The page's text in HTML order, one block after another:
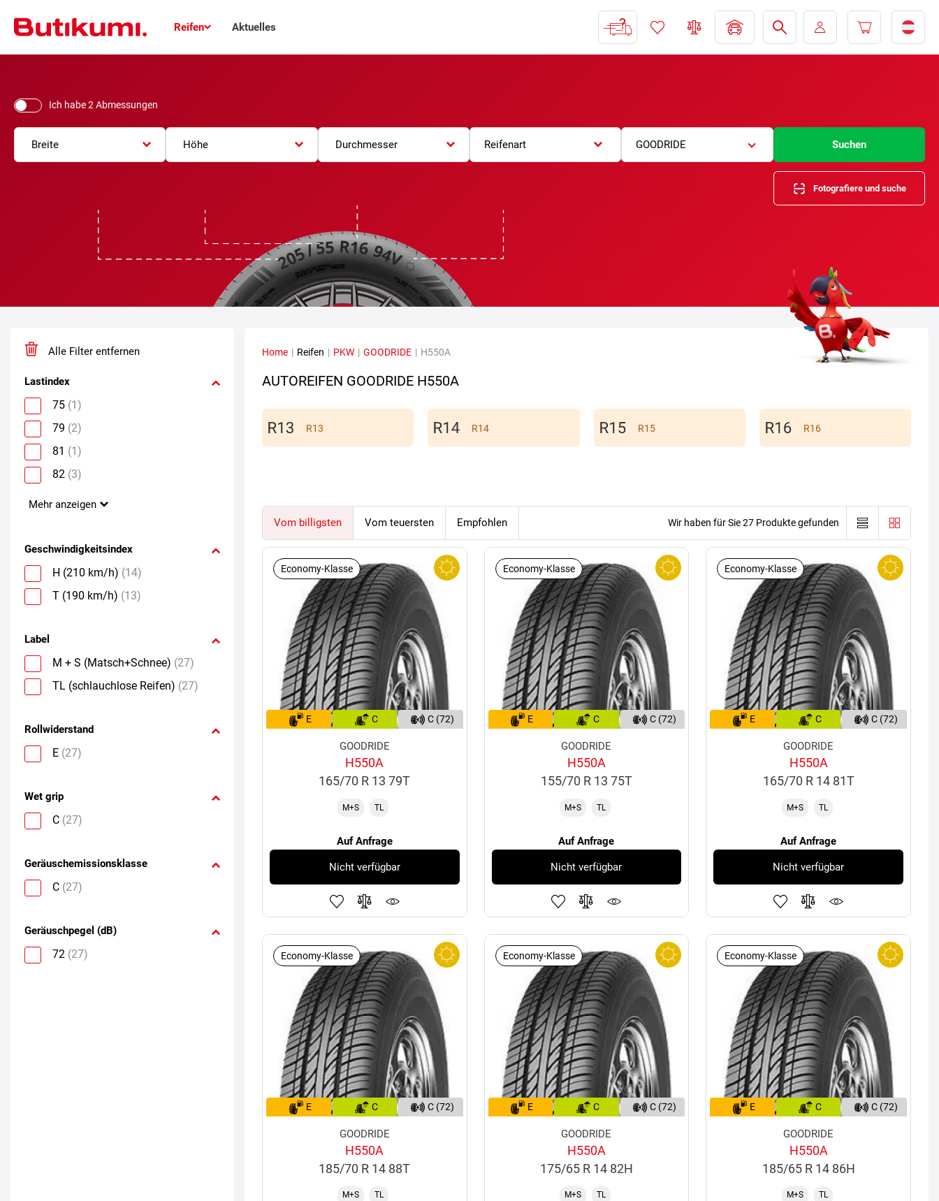
Reifen Aktuelles
Ich habe 2 Abmessungen
Breite Höhe Durchmesser Reifenart GOODRIDE Suchen
Fotografiere und suche
Alle Filter entfernen
Lastindex
75 (1)
79 (2)
81 (1)
82 (3)
Mehr anzeigen
Geschwindigkeitsindex
H (210 km/h) (14)
T (190 km/h) (13)
Label
M + S (Matsch+Schnee) (27)
TL (schlauchlose Reifen) (27)
Rollwiderstand
E (27)
Wet grip
C (27)
Geräuschemissionsklasse
C (27)
Geräuschpegel (dB)
72 (27)
Home | Reifen | PKW | GOODRIDE | H550A
AUTOREIFEN GOODRIDE H550A
R13 R14 R15 R16
Vom billigsten Vom teuersten Empfohlen Wir haben für Sie 27 Produkte gefunden
Economy-Klasse
E C C (72)
GOODRIDE
H550A
165/70 R 13 79T
M+S TL
Auf Anfrage
Nicht verfügbar
Economy-Klasse
E C C (72)
GOODRIDE
H550A
155/70 R 13 75T
M+S TL
Auf Anfrage
Nicht verfügbar
Economy-Klasse
E C C (72)
GOODRIDE
H550A
165/70 R 14 81T
M+S TL
Auf Anfrage
Nicht verfügbar
Economy-Klasse
E C C (72)
GOODRIDE
H550A
185/70 R 14 88T
M+S TL
Economy-Klasse
E C C (72)
GOODRIDE
H550A
175/65 R 14 82H
M+S TL
Economy-Klasse
E C C (72)
GOODRIDE
H550A
185/65 R 14 86H
M+S TL